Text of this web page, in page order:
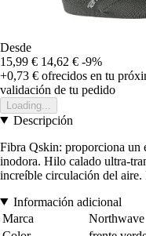
Desde
15,99 € 14,62 € -9%
+0,73 € ofrecidos en tu
validación de tu pedido
Loading...
Descripción
Fibra Qskin: proporciona un
inodora. Hilo calado ultra-
increíble circulación del
Información adicional
Marca
Northwave